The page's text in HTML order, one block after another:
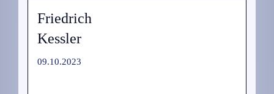
Friedrich
Kessler
09.10.2023